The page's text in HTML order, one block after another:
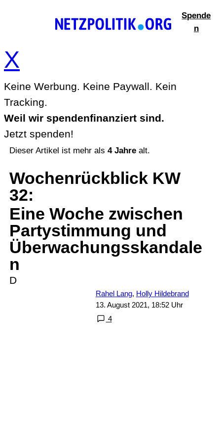
Spende
n
X
Keine Werbung. Keine Paywall. Kein
Tracking.
Weil wir spendenfinanziert sind.
Jetzt spenden!
Dieser Artikel ist mehr als 4 Jahrealt.
Wochenrückblick KW
32:
Eine Woche zwischen
Partystimmung und
Überwachungsskandale
n
D
Rahel Lang, Holly Hildebrand
13. August 2021, 18:52 Uhr
4